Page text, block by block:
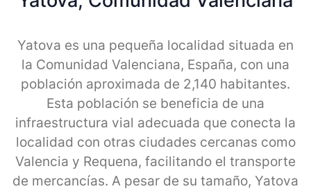
Yatova es una pequeña localidad situada en
la Comunidad Valenciana, España, con una
población aproximada de 2,140 habitantes.
Esta población se beneficia de una
infraestructura vial adecuada que conecta la
localidad con otras ciudades cercanas como
Valencia y Requena, facilitando el transporte
de mercancías. A pesar de su tamaño, Yatova